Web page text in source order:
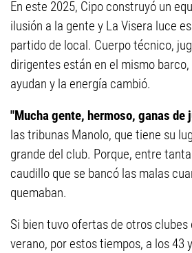
En este 2025, Cipo construyó un
ilusión a la gente y La Visera luce
partido de local. Cuerpo técnico,
dirigentes están en el mismo
ayudan y la energía cambió.
"Mucha gente, hermoso, ganas de
las tribunas Manolo, que tiene su
grande del club. Porque, entre
caudillo que se bancó las malas
quemaban.
Si bien tuvo ofertas de otros clubes
verano, por estos tiempos, a los 43